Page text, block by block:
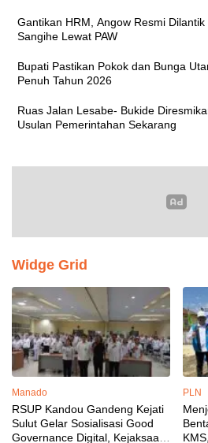
Gantikan HRM, Angow Resmi
Sangihe Lewat PAW
Bupati Pastikan Pokok dan Bunga
Penuh Tahun 2026
Ruas Jalan Lesabe- Bukide
Usulan Pemerintahan Sekarang
Widge Grid
Manado
RSUP Kandou Gandeng Kejati
Sulut Gelar Sosialisasi Good
Governance Digital, Kejaksaan
PLN